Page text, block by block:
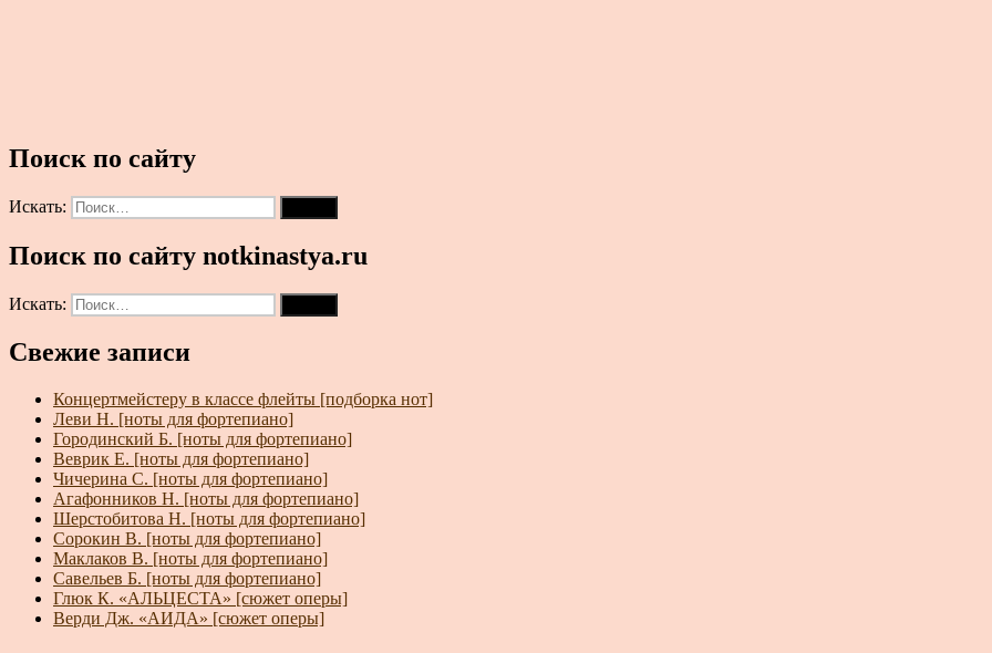
Поиск по сайту
Искать:
Поиск по сайту notkinastya.ru
Искать:
Свежие записи
Концертмейстеру в классе флейты [подборка нот]
Леви Н. [ноты для фортепиано]
Городинский Б. [ноты для фортепиано]
Веврик Е. [ноты для фортепиано]
Чичерина С. [ноты для фортепиано]
Агафонников Н. [ноты для фортепиано]
Шерстобитова Н. [ноты для фортепиано]
Сорокин В. [ноты для фортепиано]
Маклаков В. [ноты для фортепиано]
Савельев Б. [ноты для фортепиано]
Глюк К. «АЛЬЦЕСТА» [сюжет оперы]
Верди Дж. «АИДА» [сюжет оперы]